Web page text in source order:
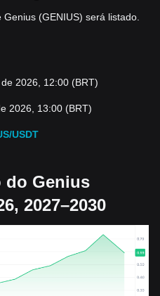
(GENIUS) será listado.
2026, 12:00 (BRT)
2026, 13:00 (BRT)
USDT
do Genius
2027–2030